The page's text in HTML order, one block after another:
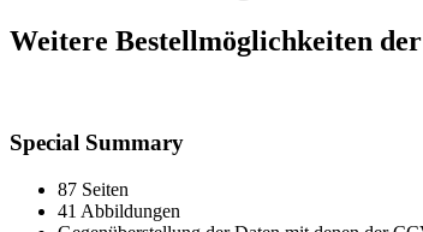
Weitere Bestellmöglichkeiten
Special Summary
87 Seiten
41 Abbildungen